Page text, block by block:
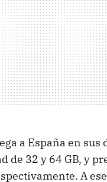
a España en sus
de 32 y 64 GB, y
A